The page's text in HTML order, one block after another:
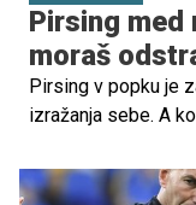
Pirsing med
moraš
Pirsing v popku je
izražanja sebe. A
moram odstraniti?